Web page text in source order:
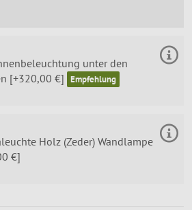
unter den
[+320,00 €]
Holz (Zeder) Wandlampe
€]